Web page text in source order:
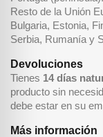
Resto de la Unión
Bulgaria, Estonia,
Serbia, Rumanía y
Devoluciones
Tienes 14 días
producto sin
debe estar en su
Más información